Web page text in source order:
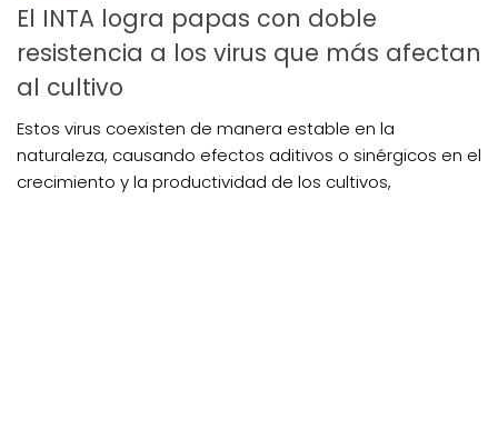
El INTA logra papas con doble
resistencia a los virus que más afectan
al cultivo
Estos virus coexisten de manera estable en la
naturaleza, causando efectos aditivos o sinérgicos en el
crecimiento y la productividad de los cultivos,